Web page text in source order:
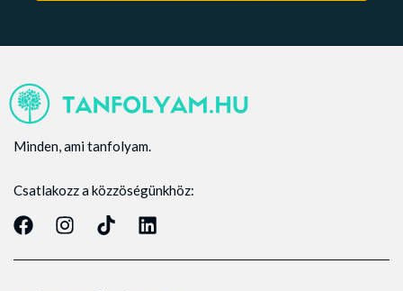
Minden, ami tanfolyam.
Csatlakozz a közzöségünkhöz: